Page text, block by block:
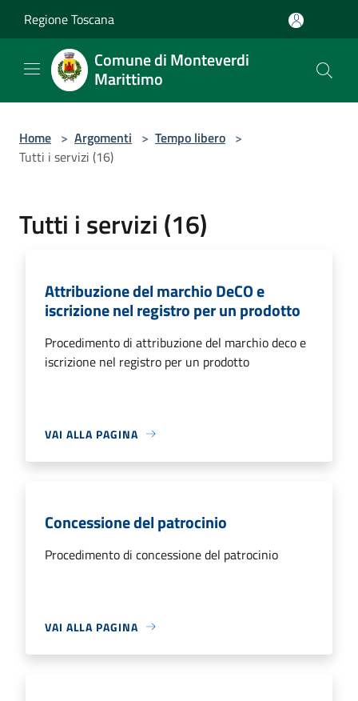
Regione Toscana
Comune di Monteverdi
Marittimo
Home > Argomenti > Tempo libero >
Tutti i servizi (16)
Tutti i servizi (16)
Attribuzione del marchio DeCO e
iscrizione nel registro per un prodotto
Procedimento di attribuzione del marchio deco e
iscrizione nel registro per un prodotto
VAI ALLA PAGINA
Concessione del patrocinio
Procedimento di concessione del patrocinio
VAI ALLA PAGINA